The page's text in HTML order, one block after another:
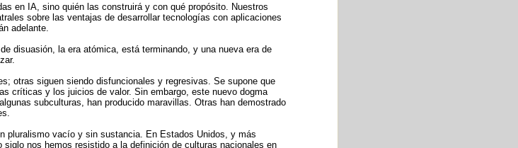
en IA, sino quién las construirá y con qué propósito. Nuestros
sobre las ventajas de desarrollar tecnologías con aplicaciones
adelante.
disuasión, la era atómica, está terminando, y una nueva era de
otras siguen siendo disfuncionales y regresivas. Se supone que
críticas y los juicios de valor. Sin embargo, este nuevo dogma
subculturas, han producido maravillas. Otras han demostrado
pluralismo vacío y sin sustancia. En Estados Unidos, y más
nos hemos resistido a la definición de culturas nacionales en